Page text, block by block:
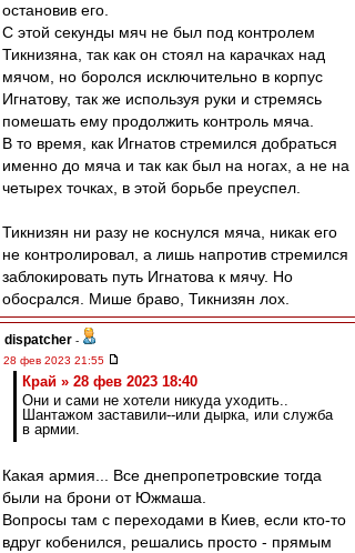
остановив его.
С этой секунды мяч не был под контролем
Тикнизяна, так как он стоял на карачках над
мячом, но боролся исключительно в корпус
Игнатову, так же используя руки и стремясь
помешать ему продолжить контроль мяча.
В то время, как Игнатов стремился добраться
именно до мяча и так как был на ногах, а не на
четырех точках, в этой борьбе преуспел.
Тикнизян ни разу не коснулся мяча, никак его
не контролировал, а лишь напротив стремился
заблокировать путь Игнатова к мячу. Но
обосрался. Мише браво, Тикнизян лох.
dispatcher -
28 фев 2023 21:55
Край » 28 фев 2023 18:40
Они и сами не хотели никуда уходить..
Шантажом заставили--или дырка, или служба
в армии.
Какая армия... Все днепропетровские тогда
были на брони от Южмаша.
Вопросы там с переходами в Киев, если кто-то
вдруг кобенился, решались просто - прямым